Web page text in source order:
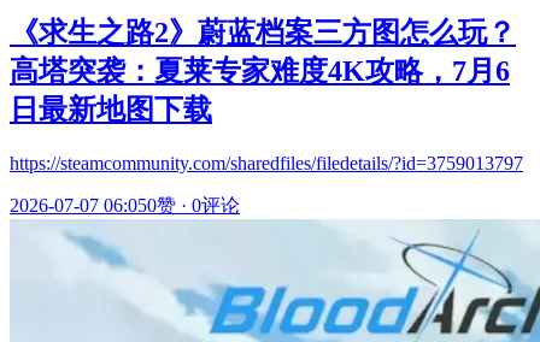
《求生之路2》蔚蓝档案三方图怎么玩？
高塔突袭：夏莱专家难度4K攻略，7月6
日最新地图下载
https://steamcommunity.com/sharedfiles/filedetails/?id=3759013797
2026-07-07 06:050赞 · 0评论